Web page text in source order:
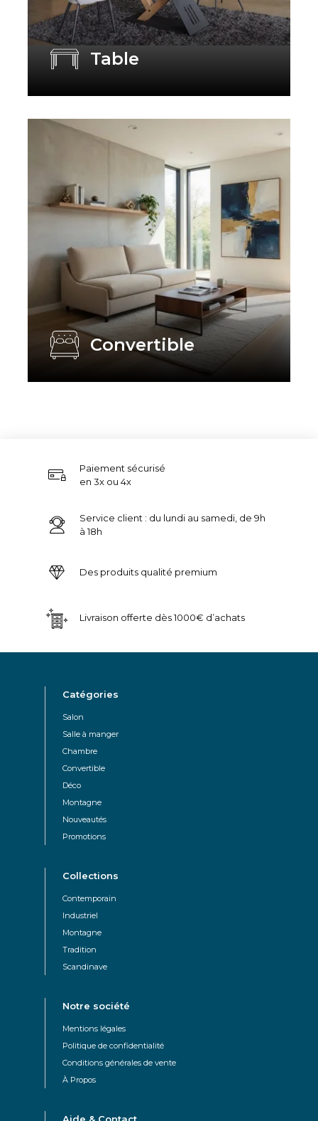
Table
Convertible
Paiement sécurisé
en 3x ou 4x
Service client : du lundi au samedi, de 9h
à 18h
Des produits qualité premium
Livraison offerte dès 1000€ d’achats
Catégories
Salon
Salle à manger
Chambre
Convertible
Déco
Montagne
Nouveautés
Promotions
Collections
Contemporain
Industriel
Montagne
Tradition
Scandinave
Notre société
Mentions légales
Politique de confidentialité
Conditions générales de vente
À Propos
Aide & Contact